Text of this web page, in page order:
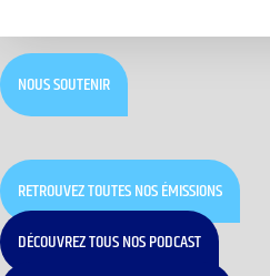
NOUS SOUTENIR
RETROUVEZ TOUTES NOS ÉMISSIONS
DÉCOUVREZ TOUS NOS PODCAST